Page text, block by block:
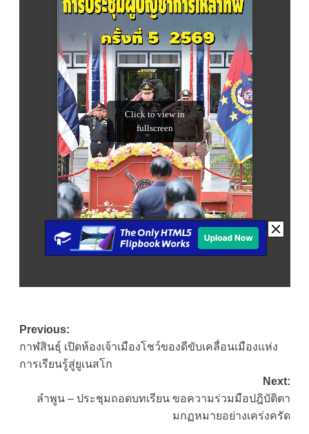
Post
navigation
Previous:
กาฬสินธุ์ เปิดห้องเจ้าเมืองโชว์ของดีขับเคลื่อนเมืองแห่ง
การเรียนรู้สู่ยูเนสโก
Next:
ลำพูน – ประชุมถอดบทเรียน ขอความร่วมมือปฎิบัติตา
มกฏหมายอย่างเคร่งครัด